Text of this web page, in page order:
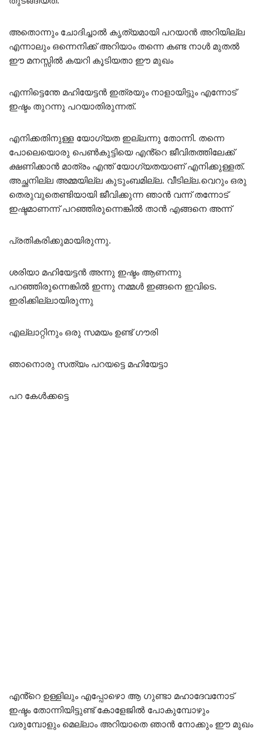
അതൊന്നും ചോദിച്ചാൽ കൃത്യമായി പറയാൻ അറിയില്ല
എന്നാലും ഒന്നെനിക്ക് അറിയാം തന്നെ കണ്ട നാൾ മുതൽ
ഈ മനസ്സിൽ കയറി കൂടിയതാ ഈ മുഖം
എന്നിട്ടെന്തേ മഹിയേട്ടൻ ഇത്രയും നാളായിട്ടും എന്നോട്
ഇഷ്ടം തുറന്നു പറയാതിരുന്നത്.
എനിക്കതിനുള്ള യോഗ്യത ഇല്ലന്നു തോന്നി. തന്നെ
പോലെയൊരു പെൺകുട്ടിയെ എൻ്റെ ജീവിതത്തിലേക്ക്
ക്ഷണിക്കാൻ മാത്രം എന്ത് യോഗ്യതയാണ് എനിക്കുള്ളത്.
അച്ഛനില്ല അമ്മയില്ല കുടുംബമില്ല. വീടില്ല.വെറും ഒരു
തെരുവുതെണ്ടിയായി ജീവിക്കുന്ന ഞാൻ വന്ന് തന്നോട്
ഇഷ്ടമാണന്ന് പറഞ്ഞിരുന്നെങ്കിൽ താൻ എങ്ങനെ അന്ന്
പ്രതികരിക്കുമായിരുന്നു.
ശരിയാ മഹിയേട്ടൻ അന്നു ഇഷ്ടം ആണന്നു
പറഞ്ഞിരുന്നെങ്കിൽ ഇന്നു നമ്മൾ ഇങ്ങനെ ഇവിടെ.
ഇരിക്കില്ലായിരുന്നു
എല്ലാറ്റിനും ഒരു സമയം ഉണ്ട് ഗൗരി
ഞാനൊരു സത്യം പറയട്ടെ മഹിയേട്ടാ
പറ കേൾക്കട്ടെ
എൻ്റെ ഉള്ളിലും എപ്പോഴൊ ആ ഗുണ്ടാ മഹാദേവനോട്
ഇഷ്ടം തോന്നിയിട്ടുണ്ട് കോളേജിൽ പോകുമ്പോഴും
വരുമ്പോളും മെല്ലാം അറിയാതെ ഞാൻ നോക്കും ഈ മുഖം